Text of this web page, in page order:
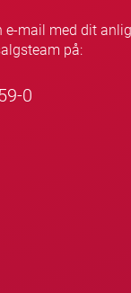
e-mail med dit
på:
0